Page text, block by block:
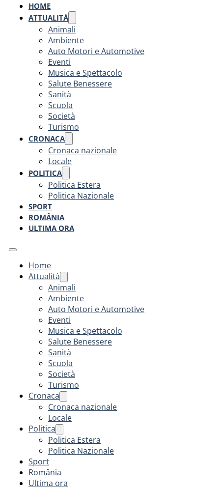
HOME
ATTUALITÀ
Animali
Ambiente
Auto Motori e Automotive
Eventi
Musica e Spettacolo
Salute Benessere
Sanità
Scuola
Società
Turismo
CRONACA
Cronaca nazionale
Locale
POLITICA
Politica Estera
Politica Nazionale
SPORT
ROMÂNIA
ULTIMA ORA
Home
Attualità
Animali
Ambiente
Auto Motori e Automotive
Eventi
Musica e Spettacolo
Salute Benessere
Sanità
Scuola
Società
Turismo
Cronaca
Cronaca nazionale
Locale
Politica
Politica Estera
Politica Nazionale
Sport
România
Ultima ora